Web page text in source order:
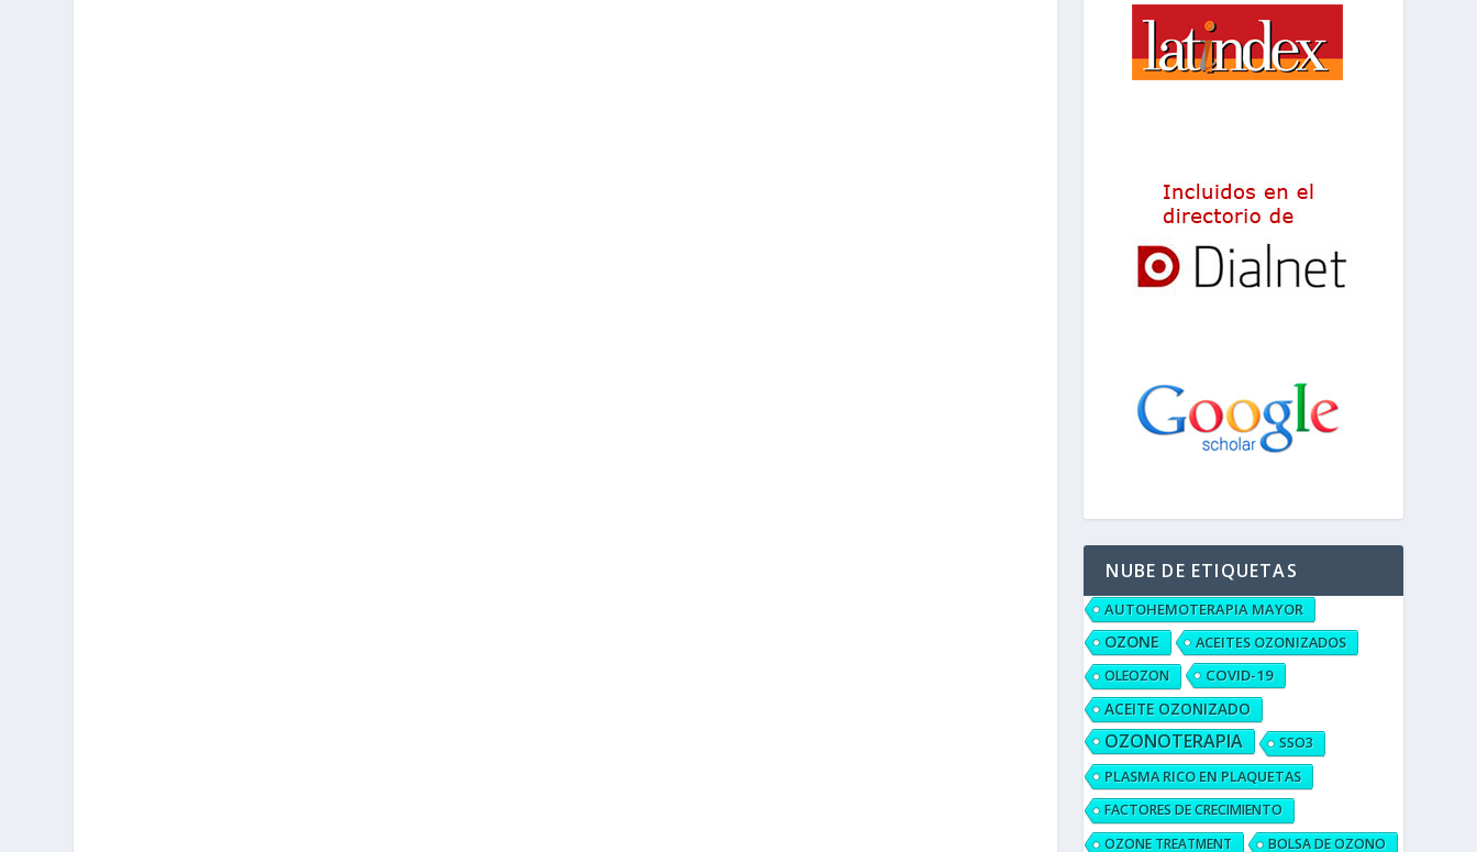
NUBE DE ETIQUETAS
AUTOHEMOTERAPIA MAYOR
OZONE ACEITES OZONIZADOS
OLEOZON COVID-19
ACEITE OZONIZADO
OZONOTERAPIA SSO3
PLASMA RICO EN PLAQUETAS
FACTORES DE CRECIMIENTO
OZONE TREATMENT
BOLSA DE OZONO